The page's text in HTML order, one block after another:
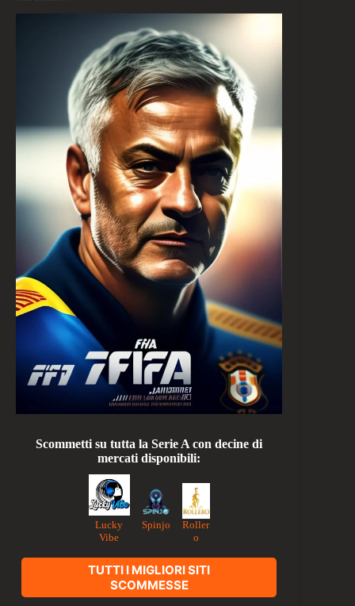
Scommetti su tutta la Serie A con decine di
mercati disponibili:
Lucky
Vibe
Spinjo
Roller
o
TUTTI I MIGLIORI SITI
SCOMMESSE